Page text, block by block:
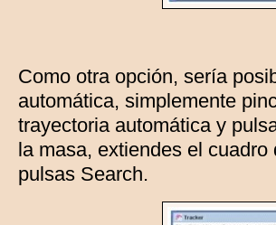
Como otra opción, sería
automática, simplemente
trayectoria automática y
la masa, extiendes el
pulsas Search.